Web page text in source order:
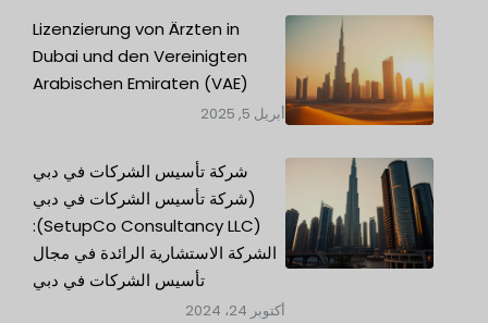
Lizenzierung von Ärzten in
Dubai und den Vereinigten
Arabischen Emiraten (VAE)
أبريل 5, 2025
شركة تأسيس الشركات في دبي
(شركة تأسيس الشركات في دبي
(SetupCo Consultancy LLC):
الشركة الاستشارية الرائدة في مجال
تأسيس الشركات في دبي
أكتوبر 24، 2024